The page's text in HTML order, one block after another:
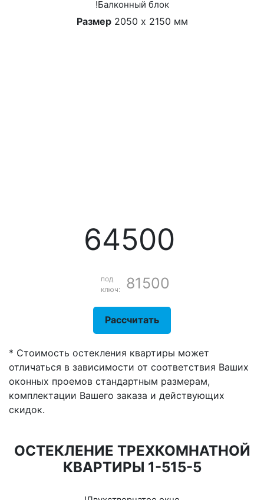
64500
под
ключ:
81500
Рассчитать
!Балконный блок
Размер2050 х 2150 мм
* Стоимость остекления квартиры может
отличаться в зависимости от соответствия Ваших
оконных проемов стандартным размерам,
комплектации Вашего заказа и действующих
скидок.
ОСТЕКЛЕНИЕ ТРЕХКОМНАТНОЙ
КВАРТИРЫ 1-515-5